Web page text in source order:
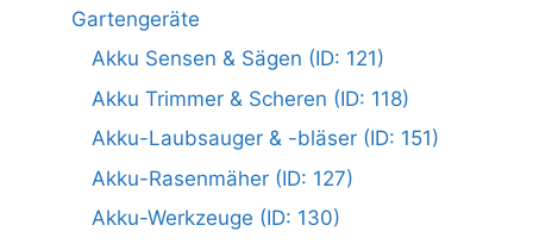
Gartengeräte
Akku Sensen & Sägen (ID: 121)
Akku Trimmer & Scheren (ID: 118)
Akku-Laubsauger & -bläser (ID: 151)
Akku-Rasenmäher (ID: 127)
Akku-Werkzeuge (ID: 130)